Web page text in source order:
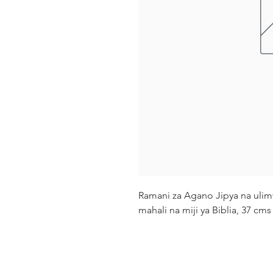
Ramani za Agano Jipya na
mahali na miji ya Biblia, 37